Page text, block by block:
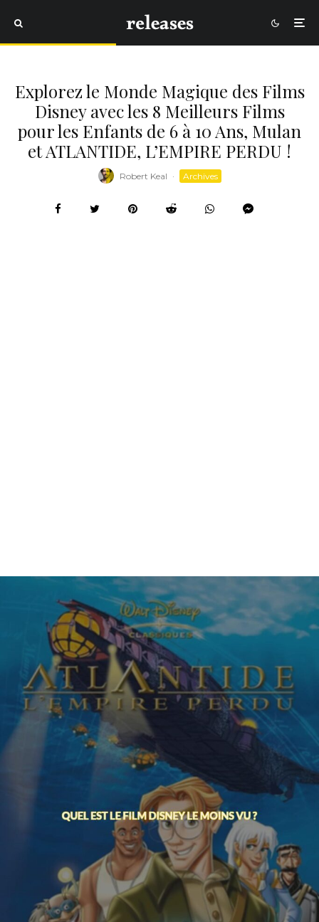
Explorez le Monde Magique des Films
Disney avec les 8 Meilleurs Films
pour les Enfants de 6 à 10 Ans, Mulan
et ATLANTIDE, L’EMPIRE PERDU !
Robert Keal · Archives